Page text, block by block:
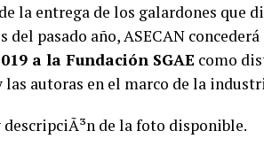
la entrega de los galardones que
del pasado año, ASECAN
a la Fundación SGAE como
las autoras en el marco de la